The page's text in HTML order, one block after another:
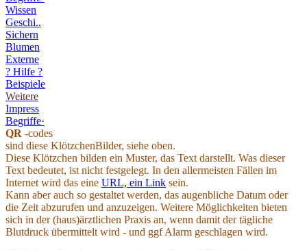
Wissen
Geschi..
Sichern
Blumen
Externe
? Hilfe ?
Beispiele
Weitere
Impress
Begriffe·
QR -codes
sind diese KlötzchenBilder, siehe oben.
Diese Klötzchen bilden ein Muster, das Text darstellt. Was dieser
Text bedeutet, ist nicht festgelegt. In den allermeisten Fällen im
Internet wird das eine URL, ein Link sein.
Kann aber auch so gestaltet werden, das augenbliche Datum oder
die Zeit abzurufen und anzuzeigen. Weitere Möglichkeiten bieten
sich in der (haus)ärztlichen Praxis an, wenn damit der tägliche
Blutdruck übermittelt wird - und ggf Alarm geschlagen wird.